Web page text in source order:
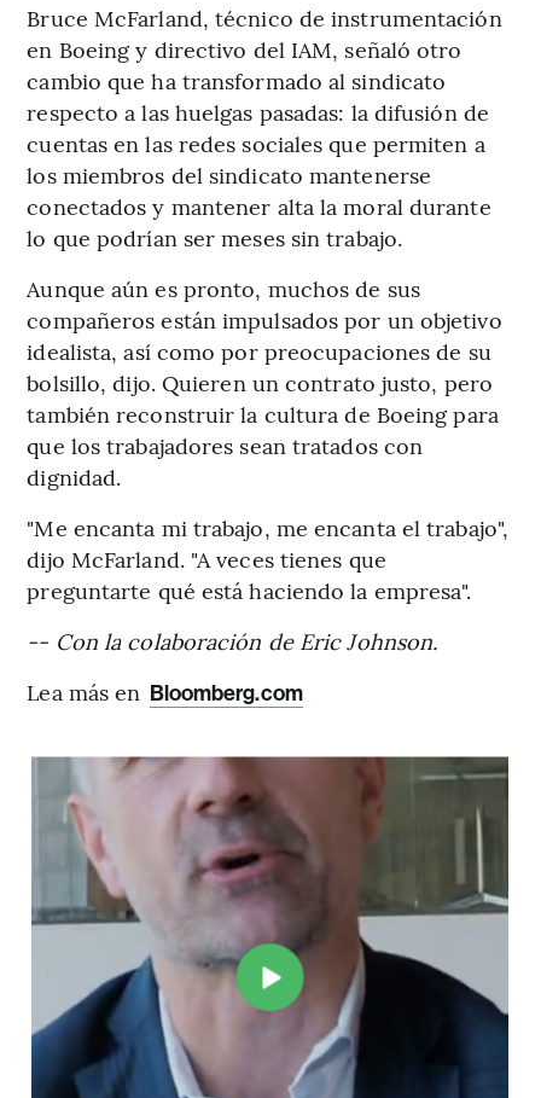
Bruce McFarland, técnico de instrumentación
en Boeing y directivo del IAM, señaló otro
cambio que ha transformado al sindicato
respecto a las huelgas pasadas: la difusión de
cuentas en las redes sociales que permiten a
los miembros del sindicato mantenerse
conectados y mantener alta la moral durante
lo que podrían ser meses sin trabajo.
Aunque aún es pronto, muchos de sus
compañeros están impulsados por un objetivo
idealista, así como por preocupaciones de su
bolsillo, dijo. Quieren un contrato justo, pero
también reconstruir la cultura de Boeing para
que los trabajadores sean tratados con
dignidad.
"Me encanta mi trabajo, me encanta el trabajo",
dijo McFarland. "A veces tienes que
preguntarte qué está haciendo la empresa".
-- Con la colaboración de Eric Johnson.
Lea más en Bloomberg.com